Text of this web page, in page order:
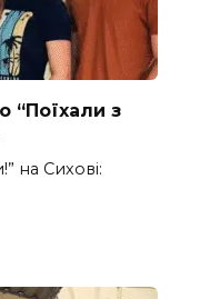
“Поїхали з
на Сихові: